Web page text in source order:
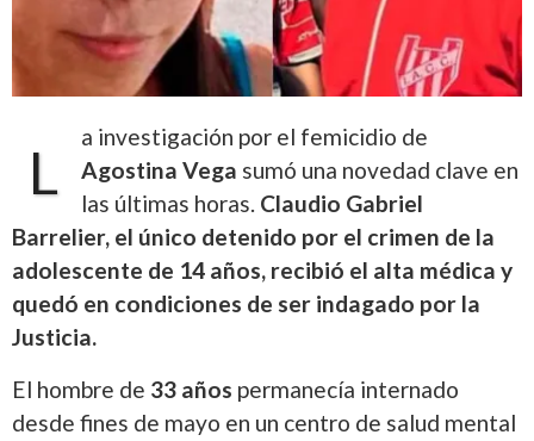
L
a investigación por el femicidio de
Agostina Vega sumó una novedad clave en
las últimas horas. Claudio Gabriel
Barrelier, el único detenido por el crimen de la
adolescente de 14 años, recibió el alta médica y
quedó en condiciones de ser indagado por la
Justicia.
El hombre de 33 años permanecía internado
desde fines de mayo en un centro de salud mental